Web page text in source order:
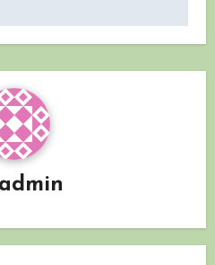
admin